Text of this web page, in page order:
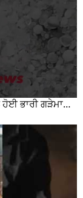
ਗੜ੍ਹਦੀਵਾਲਾ ਇਲਾਕੇ ਦੇ ਪਿੰਡਾਂ ਚ ਵਰਖਾ ਦੇ ਨਾਲ ਨਾਲ ਹੋਈ ਭਾਰੀ ਗੜੇਮਾਰੀ ਦੀਆਂ ਦੇਖੋ ਤਸਵੀਰਾਂ #garhdiwala #snow